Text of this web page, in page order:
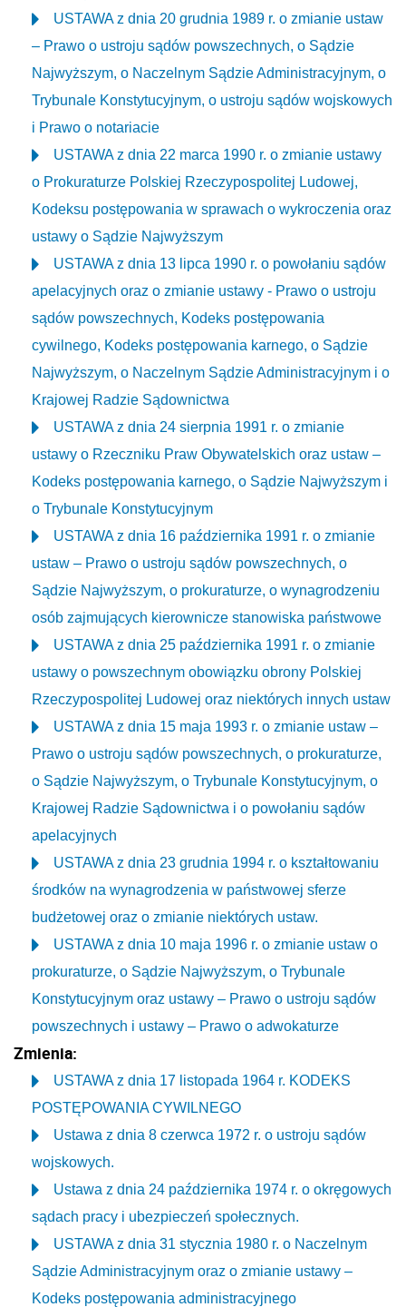
USTAWA z dnia 20 grudnia 1989 r. o zmianie ustaw
– Prawo o ustroju sądów powszechnych, o Sądzie
Najwyższym, o Naczelnym Sądzie Administracyjnym, o
Trybunale Konstytucyjnym, o ustroju sądów wojskowych
i Prawo o notariacie
USTAWA z dnia 22 marca 1990 r. o zmianie ustawy
o Prokuraturze Polskiej Rzeczypospolitej Ludowej,
Kodeksu postępowania w sprawach o wykroczenia oraz
ustawy o Sądzie Najwyższym
USTAWA z dnia 13 lipca 1990 r. o powołaniu sądów
apelacyjnych oraz o zmianie ustawy - Prawo o ustroju
sądów powszechnych, Kodeks postępowania
cywilnego, Kodeks postępowania karnego, o Sądzie
Najwyższym, o Naczelnym Sądzie Administracyjnym i o
Krajowej Radzie Sądownictwa
USTAWA z dnia 24 sierpnia 1991 r. o zmianie
ustawy o Rzeczniku Praw Obywatelskich oraz ustaw –
Kodeks postępowania karnego, o Sądzie Najwyższym i
o Trybunale Konstytucyjnym
USTAWA z dnia 16 października 1991 r. o zmianie
ustaw – Prawo o ustroju sądów powszechnych, o
Sądzie Najwyższym, o prokuraturze, o wynagrodzeniu
osób zajmujących kierownicze stanowiska państwowe
USTAWA z dnia 25 października 1991 r. o zmianie
ustawy o powszechnym obowiązku obrony Polskiej
Rzeczypospolitej Ludowej oraz niektórych innych ustaw
USTAWA z dnia 15 maja 1993 r. o zmianie ustaw –
Prawo o ustroju sądów powszechnych, o prokuraturze,
o Sądzie Najwyższym, o Trybunale Konstytucyjnym, o
Krajowej Radzie Sądownictwa i o powołaniu sądów
apelacyjnych
USTAWA z dnia 23 grudnia 1994 r. o kształtowaniu
środków na wynagrodzenia w państwowej sferze
budżetowej oraz o zmianie niektórych ustaw.
USTAWA z dnia 10 maja 1996 r. o zmianie ustaw o
prokuraturze, o Sądzie Najwyższym, o Trybunale
Konstytucyjnym oraz ustawy – Prawo o ustroju sądów
powszechnych i ustawy – Prawo o adwokaturze
Zmienia:
USTAWA z dnia 17 listopada 1964 r. KODEKS
POSTĘPOWANIA CYWILNEGO
Ustawa z dnia 8 czerwca 1972 r. o ustroju sądów
wojskowych.
Ustawa z dnia 24 października 1974 r. o okręgowych
sądach pracy i ubezpieczeń społecznych.
USTAWA z dnia 31 stycznia 1980 r. o Naczelnym
Sądzie Administracyjnym oraz o zmianie ustawy –
Kodeks postępowania administracyjnego